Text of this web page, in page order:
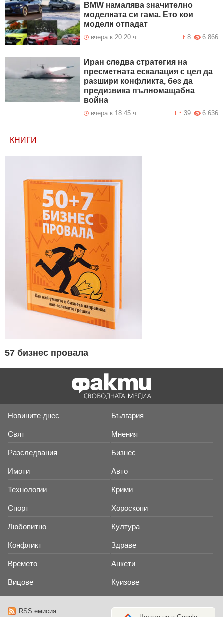
BMW намалява значително
моделната си гама. Ето кои
модели отпадат
вчера в 20:20 ч. 6 866
8
Иран следва стратегия на
пресметната ескалация с цел да
разшири конфликта, без да
предизвика пълномащабна
война
вчера в 18:45 ч. 6 636
39
КНИГИ
57 бизнес провала
Новините днес България
Свят Мнения
Разследвания Бизнес
Имоти Авто
Технологии Крими
Спорт Хороскопи
Любопитно Култура
Конфликт Здраве
Времето Анкети
Вицове Куизове
RSS емисия